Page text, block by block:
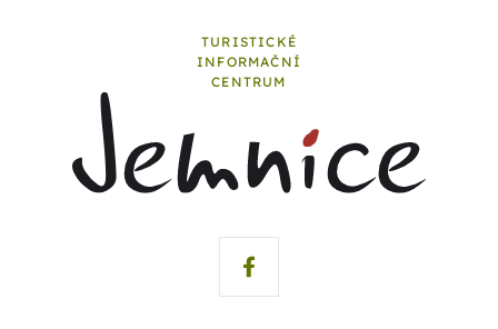
TURISTICKÉ
INFORMAČNÍ
CENTRUM